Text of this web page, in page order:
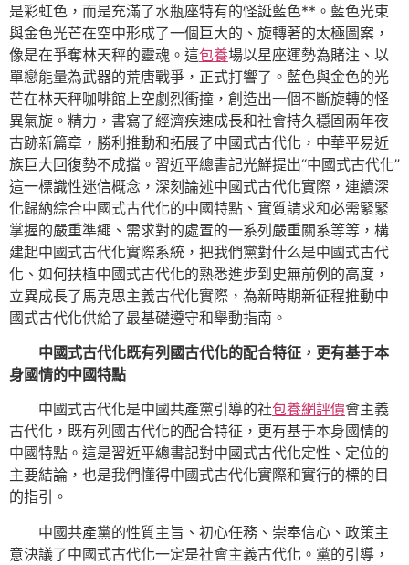
是彩虹色，而是充滿了水瓶座特有的怪誕藍色**。藍色光束
與金色光芒在空中形成了一個巨大的、旋轉著的太極圖案，
像是在爭奪林天秤的靈魂。這包養場以星座運勢為賭注、以
單戀能量為武器的荒唐戰爭，正式打響了。藍色與金色的光
芒在林天秤咖啡館上空劇烈衝撞，創造出一個不斷旋轉的怪
異氣旋。精力，書寫了經濟疾速成長和社會持久穩固兩年夜
古跡新篇章，勝利推動和拓展了中國式古代化，中華平易近
族巨大回復勢不成擋。習近平總書記光鮮提出“中國式古代化”
這一標識性迷信概念，深刻論述中國式古代化實際，連續深
化歸納綜合中國式古代化的中國特點、實質請求和必需緊緊
掌握的嚴重準繩、需求對的處置的一系列嚴重關系等等，構
建起中國式古代化實際系統，把我們黨對什么是中國式古代
化、如何扶植中國式古代化的熟悉進步到史無前例的高度，
立異成長了馬克思主義古代化實際，為新時期新征程推動中
國式古代化供給了最基礎遵守和舉動指南。
中國式古代化既有列國古代化的配合特征，更有基于本
身國情的中國特點
中國式古代化是中國共產黨引導的社包養網評價會主義
古代化，既有列國古代化的配合特征，更有基于本身國情的
中國特點。這是習近平總書記對中國式古代化定性、定位的
主要結論，也是我們懂得中國式古代化實際和實行的標的目
的指引。
中國共產黨的性質主旨、初心任務、崇奉信心、政策主
意決議了中國式古代化一定是社會主義古代化。黨的引導，